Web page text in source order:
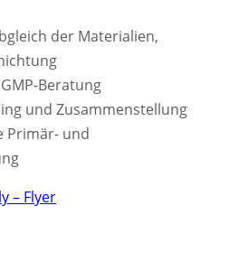
der Materialien,
Beratung
und Zusammenstellung
Primär- und
– Flyer